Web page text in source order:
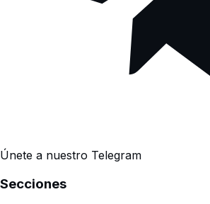
Únete a nuestro Telegram
Secciones